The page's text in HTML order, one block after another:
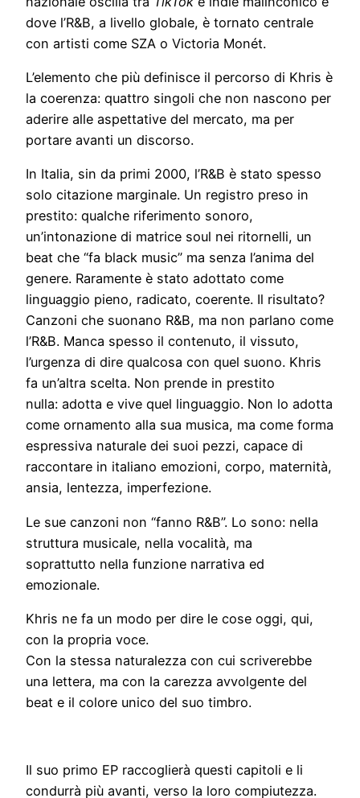
dove l’R&B, a livello globale, è tornato centrale
con artisti come SZA o Victoria Monét.
L’elemento che più definisce il percorso di Khris è
la coerenza: quattro singoli che non nascono per
aderire alle aspettative del mercato, ma per
portare avanti un discorso.
In Italia, sin da primi 2000, l’R&B è stato spesso
solo citazione marginale. Un registro preso in
prestito: qualche riferimento sonoro,
un’intonazione di matrice soul nei ritornelli, un
beat che “fa black music” ma senza l’anima del
genere. Raramente è stato adottato come
linguaggio pieno, radicato, coerente. Il risultato?
Canzoni che suonano R&B, ma non parlano come
l’R&B. Manca spesso il contenuto, il vissuto,
l’urgenza di dire qualcosa con quel suono. Khris
fa un’altra scelta. Non prende in prestito
nulla: adotta e vive quel linguaggio. Non lo adotta
come ornamento alla sua musica, ma come forma
espressiva naturale dei suoi pezzi, capace di
raccontare in italiano emozioni, corpo, maternità,
ansia, lentezza, imperfezione.
Le sue canzoni non “fanno R&B”. Lo sono: nella
struttura musicale, nella vocalità, ma
soprattutto nella funzione narrativa ed
emozionale.
Khris ne fa un modo per dire le cose oggi, qui,
con la propria voce.
Con la stessa naturalezza con cui scriverebbe
una lettera, ma con la carezza avvolgente del
beat e il colore unico del suo timbro.
Il suo primo EP raccoglierà questi capitoli e li
condurrà più avanti, verso la loro compiutezza.